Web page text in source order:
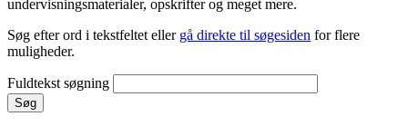
undervisningsmaterialer, opskrifter og meget mere.
Søg efter ord i tekstfeltet eller gå direkte til søgesiden for flere
muligheder.
Fuldtekst søgning